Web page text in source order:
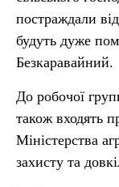
постраждали
будуть дуже
Безкаравайний.
До робочої
також входять
Міністерства
захисту та